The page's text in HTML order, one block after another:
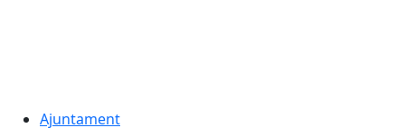
Ajuntament